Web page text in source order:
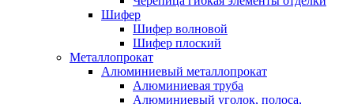
Шифер
Шифер волновой
Шифер плоский
Металлопрокат
Алюминиевый металлопрокат
Алюминиевая труба
Алюминиевый уголок, полоса,